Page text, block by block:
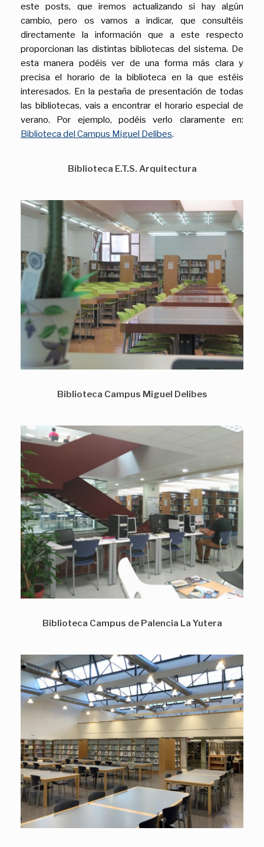
este posts, que iremos actualizando si hay algún
cambio, pero os vamos a indicar, que consultéis
directamente la información que a este respecto
proporcionan las distintas bibliotecas del sistema. De
esta manera podéis ver de una forma más clara y
precisa el horario de la biblioteca en la que estéis
interesados. En la pestaña de presentación de todas
las bibliotecas, vais a encontrar el horario especial de
verano. Por ejemplo, podéis verlo claramente en:
Biblioteca del Campus Miguel Delibes.
Biblioteca E.T.S. Arquitectura
Biblioteca Campus Miguel Delibes
Biblioteca Campus de Palencia La Yutera